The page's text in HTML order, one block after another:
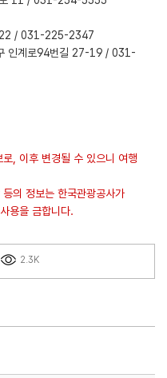
22 / 031-225-2347
인계로94번길 27-19 / 031-
, 이후 변경될 수 있으니 여행
의 정보는 한국관광공사가
용을 금합니다.
2.3K